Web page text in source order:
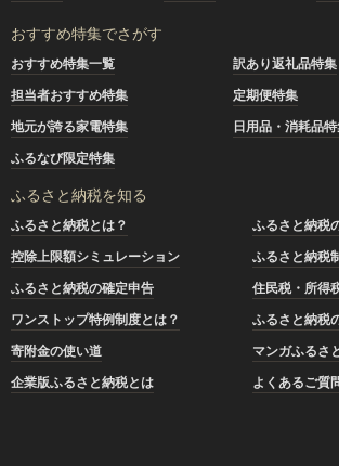
おすすめ特集でさがす
おすすめ特集一覧
訳あり返礼品特集
担当者おすすめ特集
定期便特集
地元が誇る家電特集
日用品・消耗品
ふるなび限定特集
ふるさと納税を知る
ふるさと納税とは？
ふるさと納税
控除上限額シミュレーション
ふるさと納税
ふるさと納税の確定申告
住民税・所得
ワンストップ特例制度とは？
ふるさと納税
寄附金の使い道
マンガふるさ
企業版ふるさと納税とは
よくあるご質